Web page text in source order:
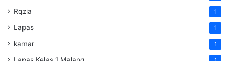
Rqzia 1
Lapas 1
kamar 1